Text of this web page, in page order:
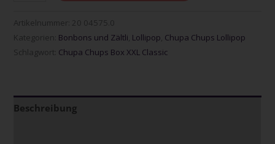
Artikelnummer: 20 04575.0
Kategorien: Bonbons und Zältli Lollipop Chupa Chups Lollipop
Schlagwort: Chupa Chups Box XXL Classic
Beschreibung